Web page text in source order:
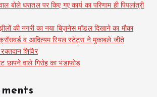
बोले धरातल पर किए गए कार्य का परिणाम ही पिपलांत्री
की नगरी का नया बिज़नेस मॉडल दिखाने का मौका
व आदित्यम रियल स्टेट्स ने मुकाबले जीते
शिविर
छापने वाले गिरोह का भंडाफोड़